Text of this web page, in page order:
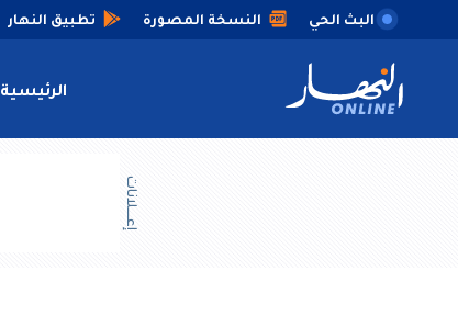
البث الحي النسخة المصورة تطبيق النهار
الرئيسية
إعــــلانات